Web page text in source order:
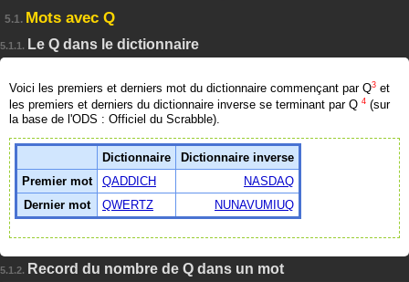
5.1. Mots avec Q
5.1.1. Le Q dans le dictionnaire
Voici les premiers et derniers mot du dictionnaire commençant par Q3 et
les premiers et derniers du dictionnaire inverse se terminant par Q 4 (sur
la base de l'ODS : Officiel du Scrabble).
Dictionnaire
Dictionnaire inverse
Premier mot
QADDICH
NASDAQ
Dernier mot
QWERTZ NUNAVUMIUQ
5.1.2. Record du nombre de Q dans un mot